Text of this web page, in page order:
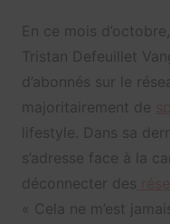
En ce mois
Tristan Defeuillet
d’abonnés sur le
majoritairement de
lifestyle. Dans sa
s’adresse face à la
déconnecter des
« Cela ne m’est